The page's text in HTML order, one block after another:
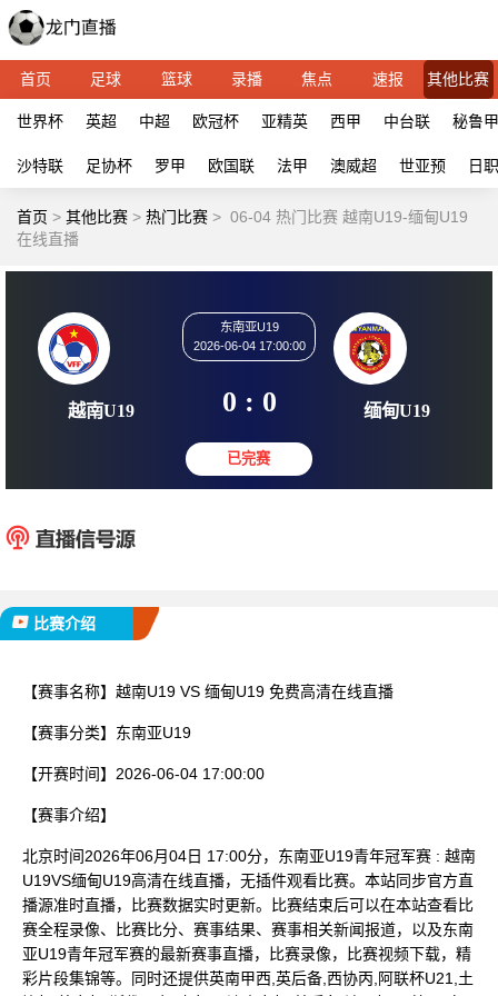
首页 足球 篮球 录播 焦点 速报 其他比赛
世界杯 英超 中超 欧冠杯 亚精英 西甲 中台联 秘鲁甲
沙特联 足协杯 罗甲 欧国联 法甲 澳威超 世亚预 日
首页 > 其他比赛 > 热门比赛 > 06-04 热门比赛 越南U19-缅甸U19
在线直播
东南亚U19
2026-06-04 17:00:00
0 : 0
比赛介绍
【赛事名称】 越南U19 VS 缅甸U19 免费高清在线直播
【赛事分类】 东南亚U19
【开赛时间】 2026-06-04 17:00:00
【赛事介绍】
北京时间2026年06月04日 17:00分，东南亚U19青年冠军赛 : 越南
U19VS缅甸U19高清在线直播，无插件观看比赛。本站同步官方直
播源准时直播，比赛数据实时更新。比赛结束后可以在本站查看比
赛全程录像、比赛比分、赛事结果、赛事相关新闻报道，以及东南
亚U19青年冠军赛的最新赛事直播，比赛录像，比赛视频下载，精
彩片段集锦等。同时还提供英南甲西,英后备,西协丙,阿联杯U21,土